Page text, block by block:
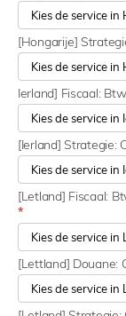
[Hongarije]
Ierland] Fiscaal:
[Ierland] Strategie:
[Letland] Fiscaal:
*
[Lettland] Douane: